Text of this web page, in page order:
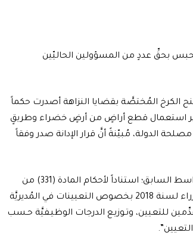
بحقِّ عددٍ من المسؤولين الحاليّين
الكرخ المُختصَّة بقضايا النزاهة أصدرت حكماً
استعمال قطع أراضٍ من أرضٍ خضراء وطريقٍ
الدولة، مُبيّنةً أنَّ قرار الإدانة صدر وفقاً
وأضافت، إنَّ “المحكمة ذاتها أصدرت حكماً حضورياً بحبس مُحافظ واسط السابق؛ استناداً لأحكام المادة (331) من
قانون العقوبات، مُوضحةً قيام المُدان بمُخالفة تعليمات مجلس الوزراء لسنة 2018 بخصوص التعيينات في المُديريَّة
عقود تنمية الأقاليم بنسبة 10% من المُتقدِّمين للتعيين، وتـوزيـع الدرجات الوظيـفيَّة حـسب